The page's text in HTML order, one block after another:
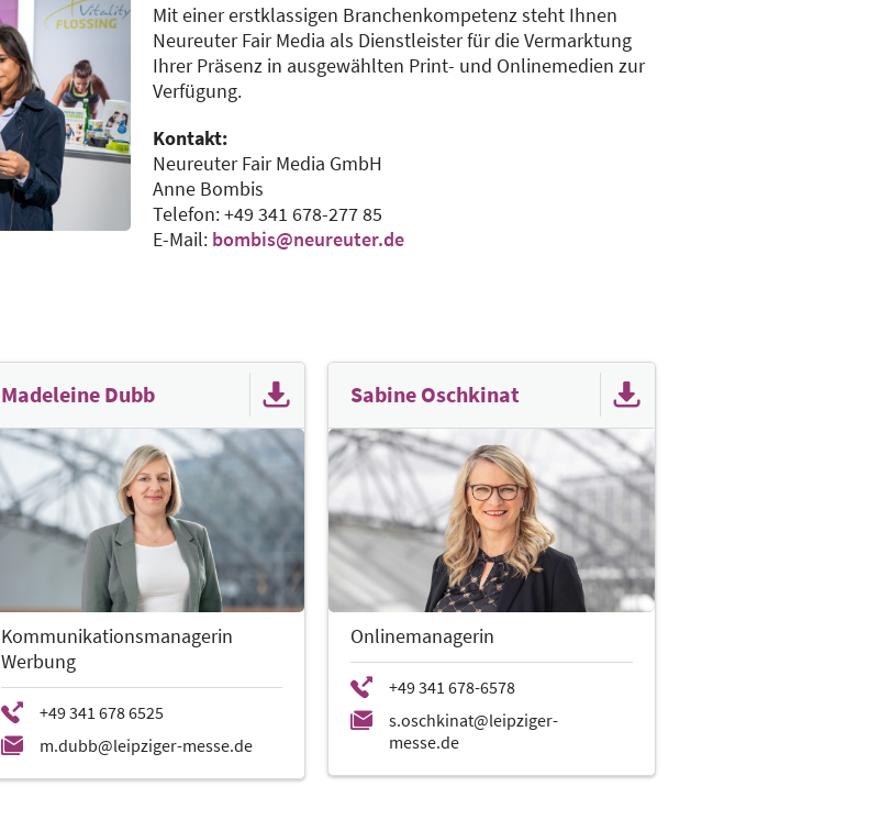
Mit einer erstklassigen Branchenkompetenz steht Ihnen
Neureuter Fair Media als Dienstleister für die Vermarktung
Ihrer Präsenz in ausgewählten Print- und Onlinemedien zur
Verfügung.
Kontakt:
Neureuter Fair Media GmbH
Anne Bombis
Telefon: +49 341 678-277 85
E-Mail: bombis@neureuter.de
Madeleine Dubb
Kommunikationsmanagerin
Werbung
Sabine Oschkinat
Onlinemanagerin